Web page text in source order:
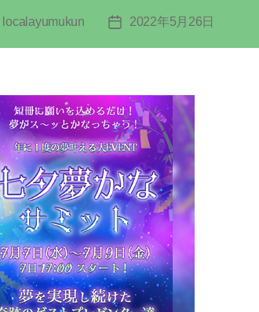
ー
localayumukun
投
2022年5月26日